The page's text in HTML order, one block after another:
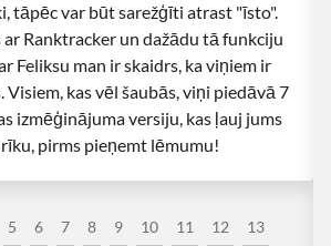
5 6 7 8 9 10 11 12 13
tāpēc var būt sarežģīti atrast "īsto".
ar Ranktracker un dažādu tā funkciju
Feliksu man ir skaidrs, ka viņiem ir
kas vēl šaubās, viņi piedāvā 7
izmēģinājuma versiju, kas ļauj jums
pirms pieņemt lēmumu!